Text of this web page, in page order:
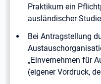
Praktikum ein
ausländischer
Bei Antragstellung
„Einvernehmen für
(eigener Vordruck,